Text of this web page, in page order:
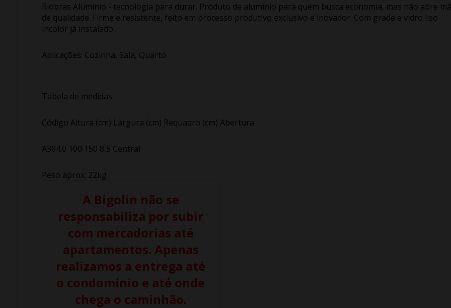
Riobras Alumínio - tecnologia para durar. Produto de alumínio para quem busca economia, mas não abre
de qualidade. Firme e resistente, feito em processo produtivo exclusivo e inovador. Com grade e vidro liso
incolor já instalado.
Aplicações: Cozinha, Sala, Quarto
Tabela de medidas
Código Altura (cm) Largura (cm) Requadro (cm) Abertura
A384.0 100 150 8,5 Central
Peso aprox: 22kg
A Bigolin não se
responsabiliza por subir
com mercadorias até
apartamentos. Apenas
realizamos a entrega até
o condomínio e até onde
chega o caminhão.